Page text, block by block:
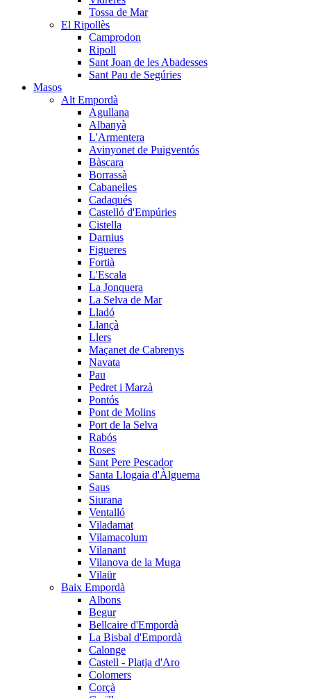
Tossa de Mar
El Ripollès
Camprodon
Ripoll
Sant Joan de les Abadesses
Sant Pau de Segúries
Masos
Alt Empordà
Agullana
Albanyà
L'Armentera
Avinyonet de Puigventós
Bàscara
Borrassà
Cabanelles
Cadaqués
Castelló d'Empúries
Cistella
Darnius
Figueres
Fortià
L'Escala
La Jonquera
La Selva de Mar
Lladó
Llançà
Llers
Maçanet de Cabrenys
Navata
Pau
Pedret i Marzà
Pontós
Pont de Molins
Port de la Selva
Rabós
Roses
Sant Pere Pescador
Santa Llogaia d'Àlguema
Saus
Siurana
Ventalló
Viladamat
Vilamacolum
Vilanant
Vilanova de la Muga
Vilaür
Baix Empordà
Albons
Begur
Bellcaire d'Empordà
La Bisbal d'Empordà
Calonge
Castell - Platja d'Aro
Colomers
Corçà